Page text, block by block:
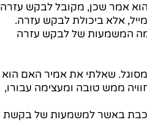
אמר שכן, מקובל לבקש עזרה
אלא ביכולת לבקש עזרה.
מה המשמעות של לבקש עזרה
שאלתי את אמיר האם הוא
ממש טובה ומעצימה עבורו,
באשר למשמעות של בקשת